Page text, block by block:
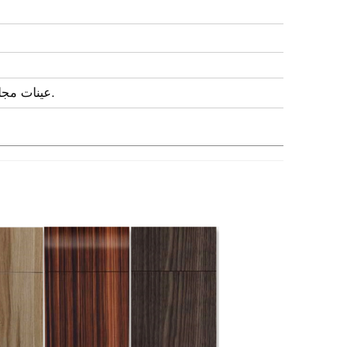
عينات مجانية للوحة الباب والهيكل للتحقق من الجودة قبل الطلب.